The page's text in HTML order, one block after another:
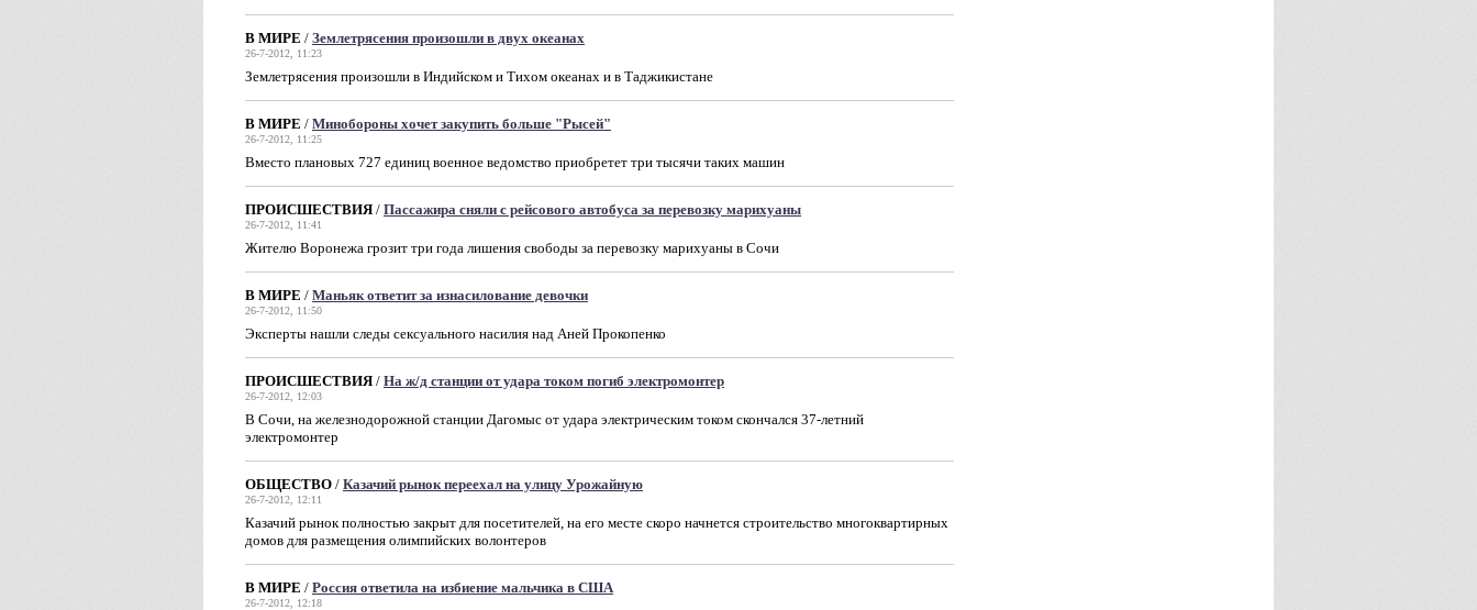
В МИРЕ / Землетрясения произошли в двух океанах
26-7-2012, 11:23
Землетрясения произошли в Индийском и Тихом океанах и в Таджикистане
В МИРЕ / Минобороны хочет закупить больше "Рысей"
26-7-2012, 11:25
Вместо плановых 727 единиц военное ведомство приобретет три тысячи таких машин
ПРОИСШЕСТВИЯ / Пассажира сняли с рейсового автобуса за перевозку марихуаны
26-7-2012, 11:41
Жителю Воронежа грозит три года лишения свободы за перевозку марихуаны в Сочи
В МИРЕ / Маньяк ответит за изнасилование девочки
26-7-2012, 11:50
Эксперты нашли следы сексуального насилия над Аней Прокопенко
ПРОИСШЕСТВИЯ / На ж/д станции от удара током погиб электромонтер
26-7-2012, 12:03
В Сочи, на железнодорожной станции Дагомыс от удара электрическим током скончался 37-летний
электромонтер
ОБЩЕСТВО / Казачий рынок переехал на улицу Урожайную
26-7-2012, 12:11
Казачий рынок полностью закрыт для посетителей, на его месте скоро начнется строительство многоквартирных
домов для размещения олимпийских волонтеров
В МИРЕ / Россия ответила на избиение мальчика в США
26-7-2012, 12:18